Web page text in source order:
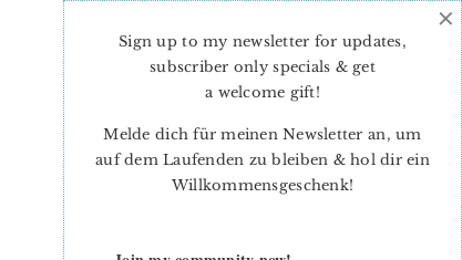
Sign up to my newsletter for updates,
subscriber only specials & get
a welcome gift!
Melde dich für meinen Newsletter an, um
auf dem Laufenden zu bleiben & hol dir ein
Willkommensgeschenk!
×